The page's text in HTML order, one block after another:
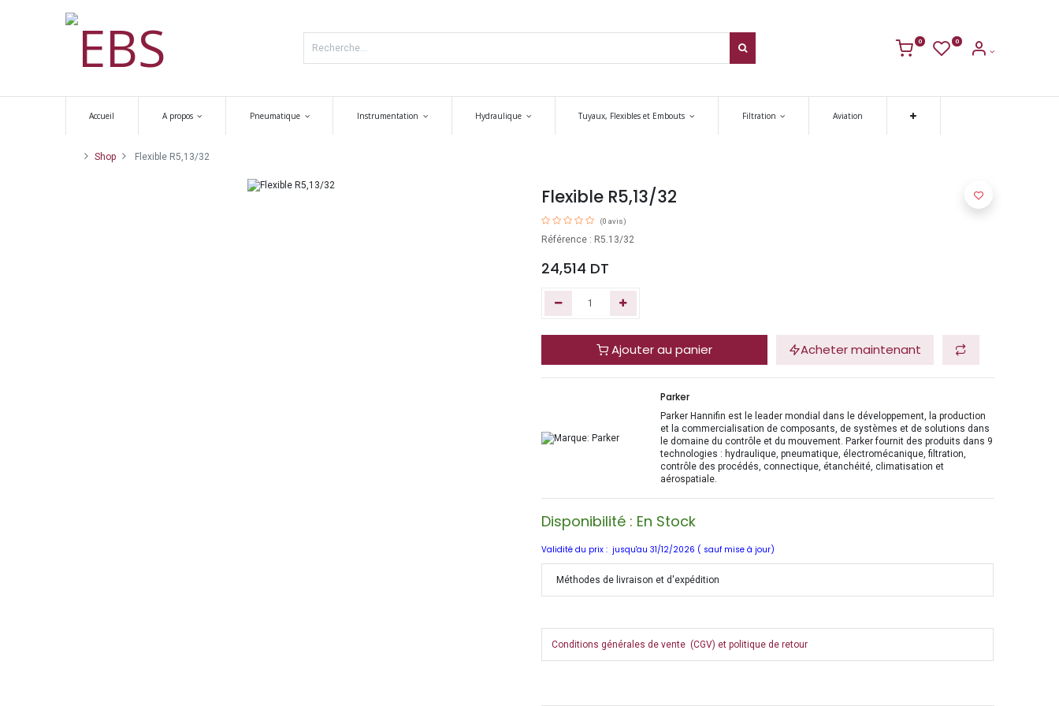
0 0
Accueil A propos Pneumatique Instrumentation Hydraulique Tuyaux, Flexibles et Embouts Filtration Aviation
Shop Flexible R5,13/32
Flexible R5,13/32
(0 avis)
Référence : R5.13/32
24,514 DT
Ajouter au panier Acheter maintenant
Parker
Parker Hannifin est le leader mondial dans le développement, la production
et la commercialisation de composants, de systèmes et de solutions dans
le domaine du contrôle et du mouvement. Parker fournit des produits dans 9
technologies : hydraulique, pneumatique, électromécanique, filtration,
contrôle des procédés, connectique, étanchéité, climatisation et
aérospatiale.
Disponibilité : En Stock
Validité du prix : jusqu'au 31/12/2026 ( sauf mise à jour)
Méthodes de livraison et d'expédition
Conditions générales de vente (CGV) et politique de retour